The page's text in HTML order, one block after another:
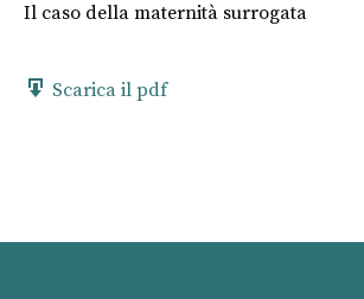
Il caso della maternità surrogata
Scarica il pdf